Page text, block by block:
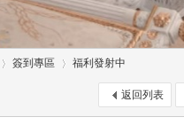
簽到專區 福利發射中
返回列表